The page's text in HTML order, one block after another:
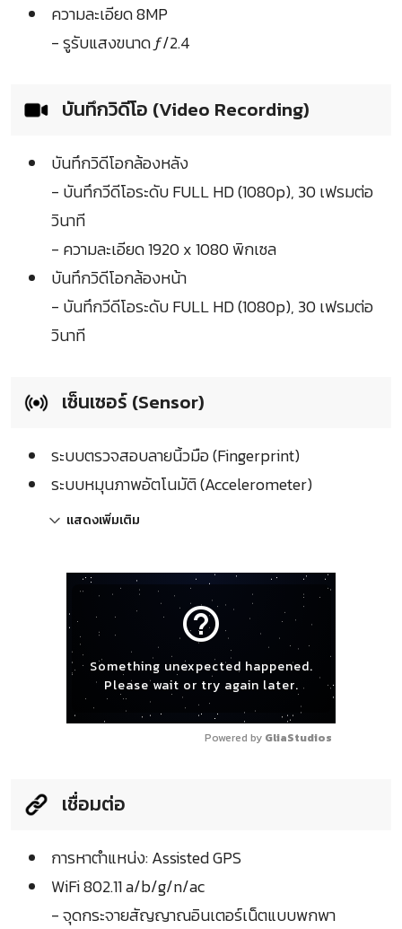
ความละเอียด 8MP
- รูรับแสงขนาด ƒ/2.4
บันทึกวิดีโอ (Video Recording)
บันทึกวิดีโอกล้องหลัง
- บันทึกวีดีโอระดับ FULL HD (1080p), 30 เฟรมต่อ
วินาที
- ความละเอียด 1920 x 1080 พิกเซล
บันทึกวิดีโอกล้องหน้า
- บันทึกวีดีโอระดับ FULL HD (1080p), 30 เฟรมต่อ
วินาที
เซ็นเซอร์ (Sensor)
ระบบตรวจสอบลายนิ้วมือ (Fingerprint)
ระบบหมุนภาพอัตโนมัติ (Accelerometer)
แสดงเพิ่มเติม
help_outline
Something unexpected happened.
Please wait or try again later.
Powered by GliaStudios
เชื่อมต่อ
การหาตำแหน่ง: Assisted GPS
WiFi 802.11 a/b/g/n/ac
- จุดกระจายสัญญาณอินเตอร์เน็ตแบบพกพา